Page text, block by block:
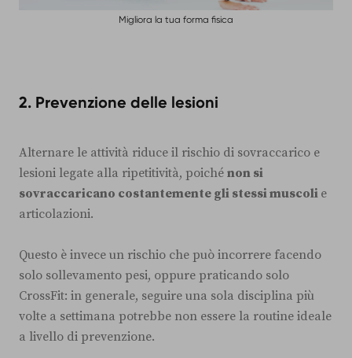
Migliora la tua forma fisica
2. Prevenzione delle lesioni
Alternare le attività riduce il rischio di sovraccarico e
lesioni legate alla ripetitività, poiché non si
sovraccaricano costantemente gli stessi muscoli e
articolazioni.
Questo è invece un rischio che può incorrere facendo
solo sollevamento pesi, oppure praticando solo
CrossFit: in generale, seguire una sola disciplina più
volte a settimana potrebbe non essere la routine ideale
a livello di prevenzione.